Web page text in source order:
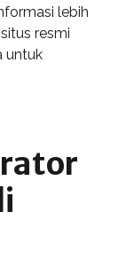
lebih
resmi
untuk